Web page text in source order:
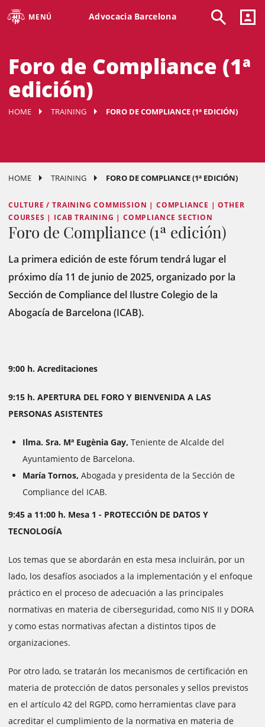
MENÚ Advocacia Barcelona
Foro de Compliance (1ª
edición)
HOME TRAINING FORO DE COMPLIANCE (1ª EDICIÓN)
HOME TRAINING FORO DE COMPLIANCE (1ª EDICIÓN)
CULTURE / TRAINING COMMISSION | COMPLIANCE | OTHER
COURSES | ICAB TRAINING | COMPLIANCE SECTION
Foro de Compliance (1ª edición)
La primera edición de este fórum tendrá lugar el
próximo día 11 de junio de 2025, organizado por la
Sección de Compliance del Ilustre Colegio de la
Abogacía de Barcelona (ICAB).
9:00 h. Acreditaciones
9:15 h. APERTURA DEL FORO Y BIENVENIDA A LAS
PERSONAS ASISTENTES
Ilma. Sra. Mª Eugènia Gay, Teniente de Alcalde del
Ayuntamiento de Barcelona.
María Tornos, Abogada y presidenta de la Sección de
Compliance del ICAB.
9:45 a 11:00 h. Mesa 1 - PROTECCIÓN DE DATOS Y
TECNOLOGÍA
Los temas que se abordarán en esta mesa incluirán, por un
lado, los desafíos asociados a la implementación y el enfoque
práctico en el proceso de adecuación a las principales
normativas en materia de ciberseguridad, como NIS II y DORA
y como estas normativas afectan a distintos tipos de
organizaciones.
Por otro lado, se tratarán los mecanismos de certificación en
materia de protección de datos personales y sellos previstos
en el artículo 42 del RGPD, como herramientas clave para
acreditar el cumplimiento de la normativa en materia de